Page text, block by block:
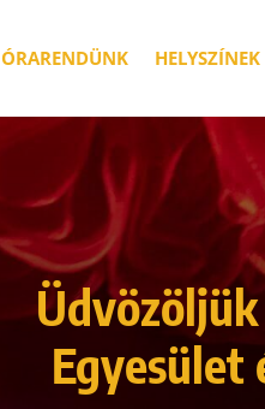
ÓRARENDÜNK HELYSZÍNEK
Egyesület